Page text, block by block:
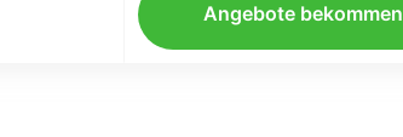
Angebote bekommen